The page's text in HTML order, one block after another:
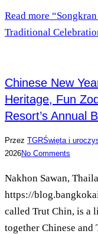
Read more
Traditional
Chinese New
Heritage, Fun
Resort’s Annual
Przez TGRŚwięta i
2026No Comments
Nakhon Sawan,
https://
called Trut Chin, is a
together Chinese